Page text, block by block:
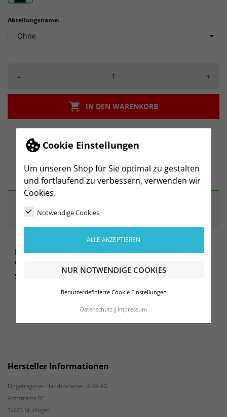
Cookie Einstellungen
Um unseren Shop für Sie optimal zu gestalten
und fortlaufend zu verbessern, verwenden wir
Cookies.
Notwendige Cookies
ALLE AKZEPTIEREN
NUR NOTWENDIGE COOKIES
Benutzerdefinierte Cookie Einstellungen
Datenschutz Impressum
Abteilungsname:
- +
 IN DEN WARENKORB
BESCHREIBUNG
ARTIKELDETAILS
Baumwolle aus kontrolliert biologischem Anbau
Weicher Griff Einlaufvorbehandelt
Single-Jersey
100 % Baumwolle (Bio)
Hersteller Informationen
Eingetragener Handelsname: JAKO AG
Amtstrasse 82
74673 Mulfingen